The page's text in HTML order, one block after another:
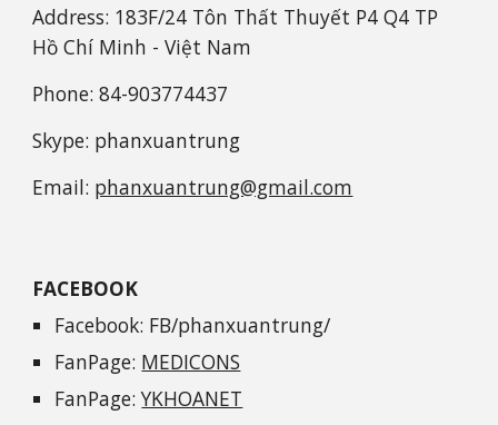
Address: 183F/24 Tôn Thất Thuyết P4 Q4 TP
Hồ Chí Minh - Việt Nam
Phone: 84-903774437
Skype: phanxuantrung
Email: phanxuantrung@gmail.com
FACEBOOK
Facebook: FB/phanxuantrung/
FanPage: MEDICONS
FanPage:YKHOANET